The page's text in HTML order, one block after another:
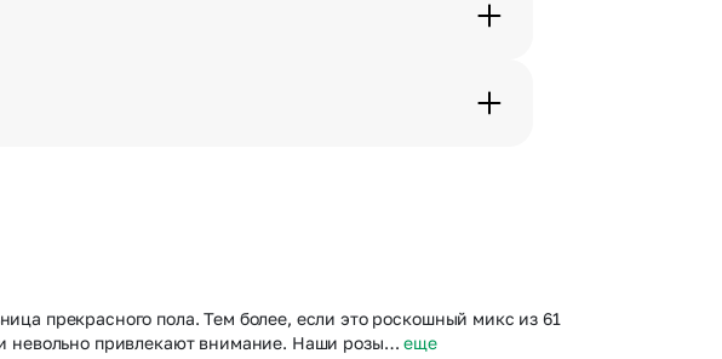
прекрасного пола. Тем более, если это роскошный микс из 61
невольно привлекают внимание. Наши розы… еще